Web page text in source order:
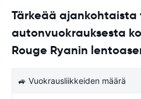
Tärkeää
autonvuokrauksesta
Rouge Ryanin
🚙 Vuokrausliikkeiden määrä